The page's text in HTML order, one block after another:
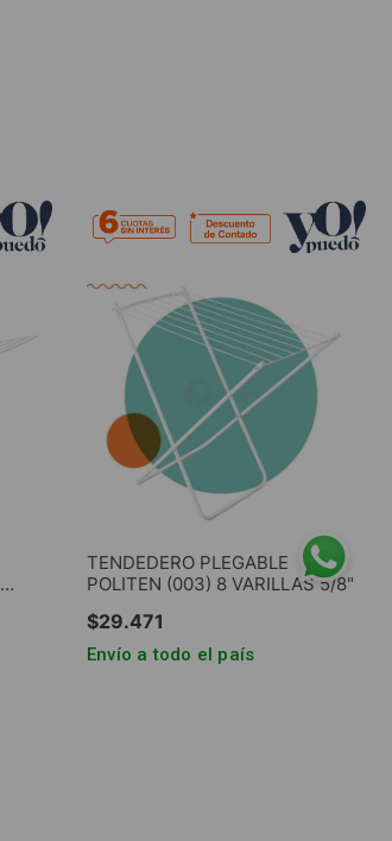
TENDEDERO PLEGABLE
POLITEN (003) 8 VARILLAS 5/8"
$29.471
Envío a todo el país